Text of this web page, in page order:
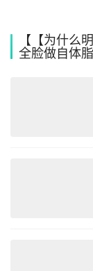
【【为什么
全脸做自体